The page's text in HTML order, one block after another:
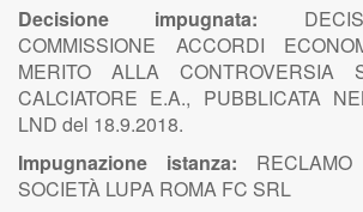
Decisione impugnata:
COMMISSIONE ACCORDI
MERITO ALLA CONTROVERSIA
CALCIATORE E.A., PUBBLICATA
LND del 18.9.2018.
Impugnazione istanza:
SOCIETÀ LUPA ROMA FC SRL